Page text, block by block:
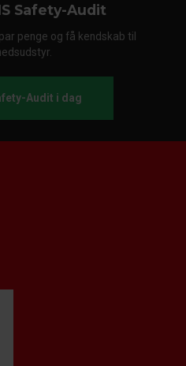
Safety-Audit
penge og få kendskab til
Audit i dag